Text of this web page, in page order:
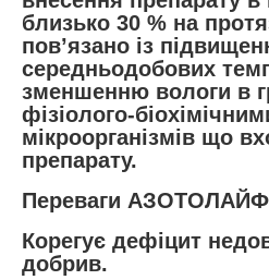
близько 30 % на
пов’язано із
середньодобових
зменшенню вологи в
фізіолого-
мікроорганізмів що
препарату.
Переваги АЗОТОЛАЙФ
Корегує дефіцит
добрив.